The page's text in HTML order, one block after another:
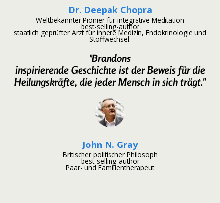
Dr. Deepak Chopra
Weltbekannter Pionier für integrative Meditation
best-selling-author
staatlich geprüfter Arzt für innere Medizin, Endokrinologie und
Stoffwechsel.
"Brandons
inspirierende Geschichte ist der Beweis für die
Heilungskräfte, die jeder Mensch in sich trägt."
John N. Gray
Britischer politischer Philosoph
best-selling-author
Paar- und Familientherapeut